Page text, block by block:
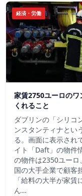
経済・労働
家賃2750ユーロの
くれること
ダブリンの「シリコ
ンスタンティナとい
る。画面に表示され
イト「Daft」の物件
の物件は2350ユー
国の大手企業で顧客
「給料の大半が家
ん…